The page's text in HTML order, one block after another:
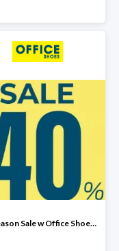
Mid Season Sale w Office Shoes do -40%